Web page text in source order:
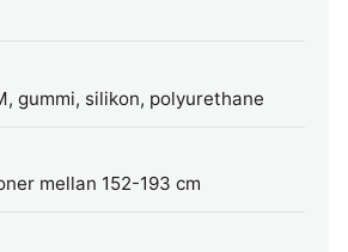
gummi, silikon, polyurethane
mellan 152-193 cm